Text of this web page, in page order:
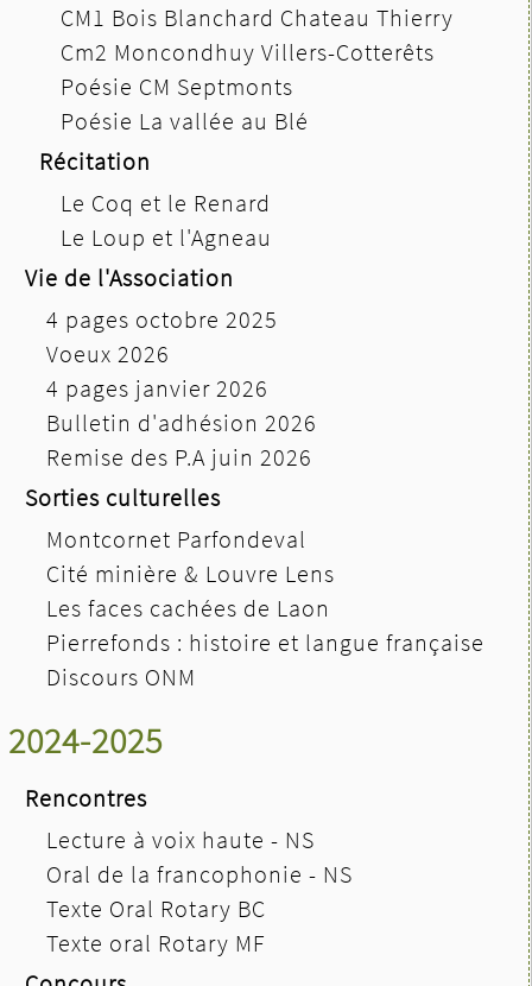
CM1 Bois Blanchard Chateau Thierry
Cm2 Moncondhuy Villers-Cotterêts
Poésie CM Septmonts
Poésie La vallée au Blé
Récitation
Le Coq et le Renard
Le Loup et l'Agneau
Vie de l'Association
4 pages octobre 2025
Voeux 2026
4 pages janvier 2026
Bulletin d'adhésion 2026
Remise des P.A juin 2026
Sorties culturelles
Montcornet Parfondeval
Cité minière & Louvre Lens
Les faces cachées de Laon
Pierrefonds : histoire et langue française
Discours ONM
2024-2025
Rencontres
Lecture à voix haute - NS
Oral de la francophonie - NS
Texte Oral Rotary BC
Texte oral Rotary MF